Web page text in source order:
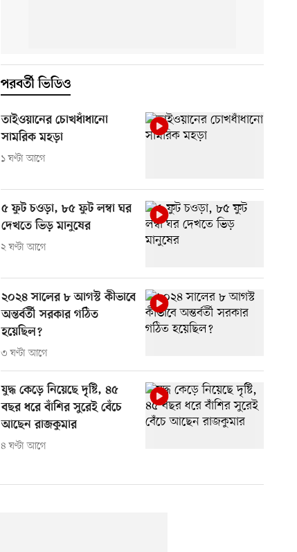
পরবর্তী ভিডিও
তাইওয়ানের চোখধাঁধানো
সামরিক মহড়া
১ ঘণ্টা আগে
৫ ফুট চওড়া, ৮৫ ফুট লম্বা ঘর
দেখতে ভিড় মানুষের
২ ঘণ্টা আগে
২০২৪ সালের ৮ আগস্ট কীভাবে
অন্তর্বর্তী সরকার গঠিত
হয়েছিল?
৩ ঘণ্টা আগে
যুদ্ধ কেড়ে নিয়েছে দৃষ্টি, ৪৫
বছর ধরে বাঁশির সুরেই বেঁচে
আছেন রাজকুমার
৪ ঘণ্টা আগে